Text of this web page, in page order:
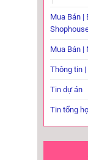
Mua Bán |
Mua Bán |
Thông tin
Tin dự án
Tin tổng